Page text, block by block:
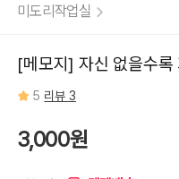
미도리작업실
[메모지] 자신 없을수록
5 리뷰 3
3,000원